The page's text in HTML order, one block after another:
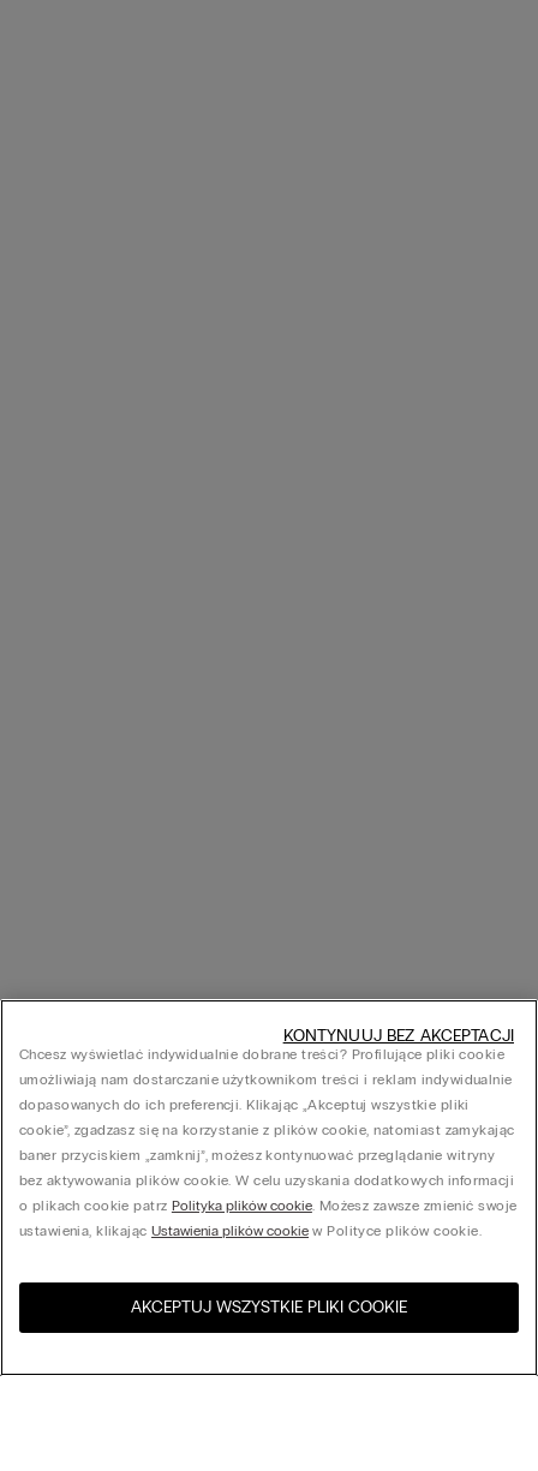
United States
Chcesz wyświetlać indywidualnie dobrane treści? Profilujące pliki cookie
umożliwiają nam dostarczanie użytkownikom treści i reklam indywidualnie
dopasowanych do ich preferencji. Klikając „Akceptuj wszystkie pliki
cookie”, zgadzasz się na korzystanie z plików cookie, natomiast zamykając
baner przyciskiem „zamknij”, możesz kontynuować przeglądanie witryny
bez aktywowania plików cookie. W celu uzyskania dodatkowych informacji
o plikach cookie patrz Polityka plików cookie. Możesz zawsze zmienić swoje
ustawienia, klikającUstawienia plików cookie w Polityce plików cookie.
AKCEPTUJ WSZYSTKIE PLIKI COOKIE
KONTYNUUJ BEZ AKCEPTACJI